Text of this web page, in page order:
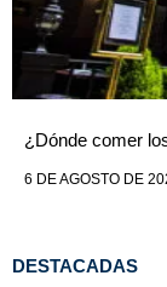
¿Dónde comer
6 DE AGOSTO DE
DESTACADAS